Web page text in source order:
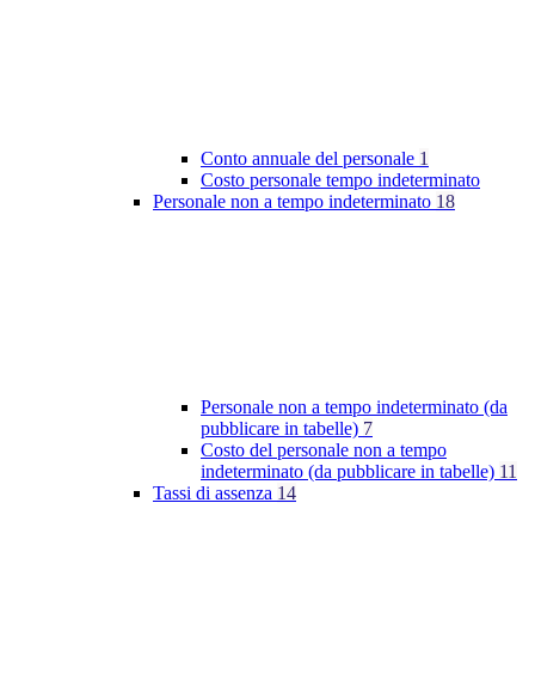
Conto annuale del personale 1
Costo personale tempo indeterminato
Personale non a tempo indeterminato 18
Personale non a tempo indeterminato (da
pubblicare in tabelle) 7
Costo del personale non a tempo
indeterminato (da pubblicare in tabelle) 11
Tassi di assenza 14